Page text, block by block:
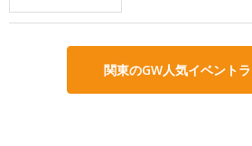
関東のGW人気イベント